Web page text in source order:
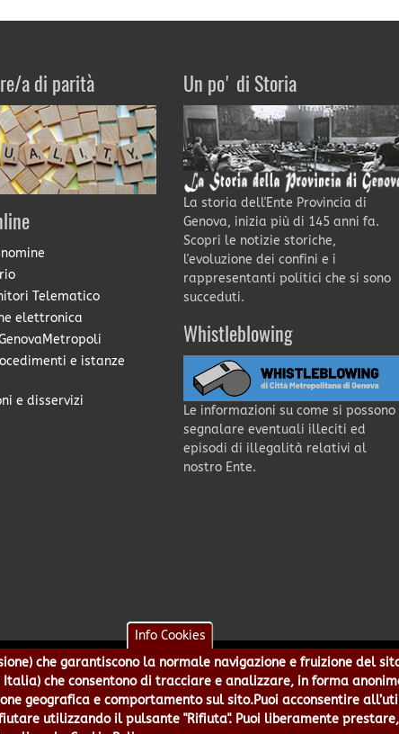
a di parità
Telematico
elettronica
e istanze
e disservizi
Un po' di Storia
La storia dell'Ente Provincia di
Genova, inizia più di 145 anni fa.
Scopri le notizie storiche,
l'evoluzione dei confini e i
rappresentanti politici che si sono
succeduti.
Whistleblowing
Le informazioni su come si possono
segnalare eventuali illeciti ed
episodi di illegalità relativi al
nostro Ente.
Mazzini 2 -16122 - Genova | CF:80007350103 - P.Iva:
URP 010 5499456 Num.Verde 800 509420 | P.E.C.:
|Note Legali|Contatti per il sito Web|Statistiche|
Info Cookies
che garantiscono la normale navigazione e fruizione del
che consentono di tracciare e analizzare, in forma
geografica e comportamento sul sito.Puoi acconsentire
utilizzando il pulsante "Rifiuta". Puoi liberamente